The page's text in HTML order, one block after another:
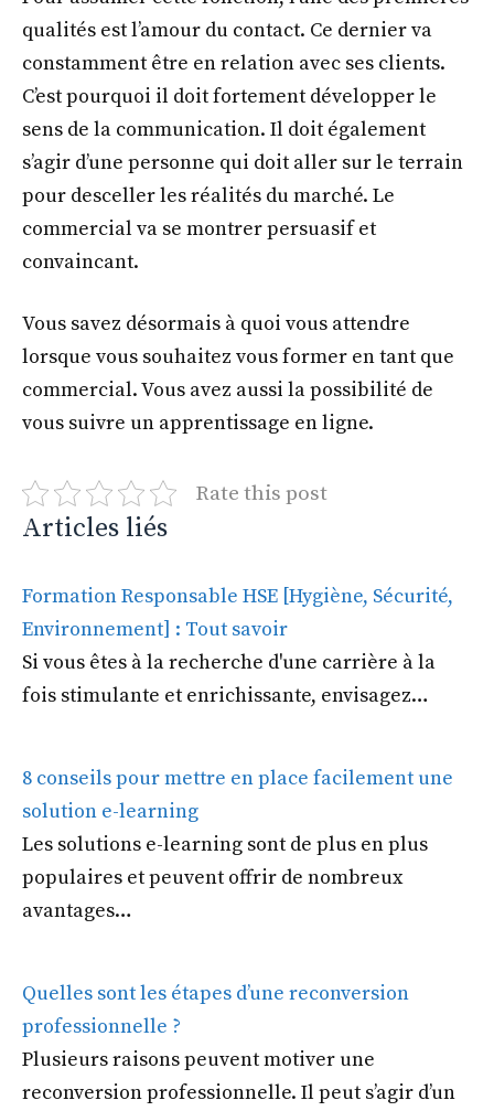
qualités est l’amour du contact. Ce dernier va
constamment être en relation avec ses clients.
C’est pourquoi il doit fortement développer le
sens de la communication. Il doit également
s’agir d’une personne qui doit aller sur le terrain
pour desceller les réalités du marché. Le
commercial va se montrer persuasif et
convaincant.
Vous savez désormais à quoi vous attendre
lorsque vous souhaitez vous former en tant que
commercial. Vous avez aussi la possibilité de
vous suivre un apprentissage en ligne.
Rate this post
Articles liés
Formation Responsable HSE [Hygiène, Sécurité,
Environnement] : Tout savoir
Si vous êtes à la recherche d'une carrière à la
fois stimulante et enrichissante, envisagez…
8 conseils pour mettre en place facilement une
solution e-learning
Les solutions e-learning sont de plus en plus
populaires et peuvent offrir de nombreux
avantages…
Quelles sont les étapes d’une reconversion
professionnelle ?
Plusieurs raisons peuvent motiver une
reconversion professionnelle. Il peut s’agir d’un